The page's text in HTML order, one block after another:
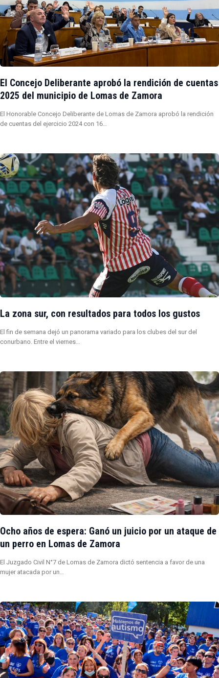
El Concejo Deliberante aprobó la rendición de cuentas
2025 del municipio de Lomas de Zamora
El Honorable Concejo Deliberante de Lomas de Zamora aprobó la rendición
de cuentas del ejercicio 2024 con 16…
La zona sur, con resultados para todos los gustos
El fin de semana dejó un panorama variado para los clubes del sur del
conurbano. Entre el viernes…
Ocho años de espera: Ganó un juicio por un ataque de
un perro en Lomas de Zamora
El Juzgado Civil N°7 de Lomas de Zamora dictó sentencia a favor de una
mujer atacada por un…